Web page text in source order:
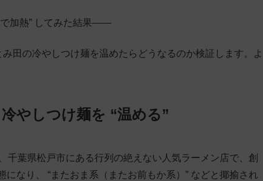
で加熱” してみた結果——
田の冷やしつけ麺を温めたらどうなるのか検証します。よ
やしつけ麺を “温める”
千葉県松戸市にある行列の絶えない人気ラーメン店で、創
なり、 “またおま系（またお前もか系）” などと揶揄され